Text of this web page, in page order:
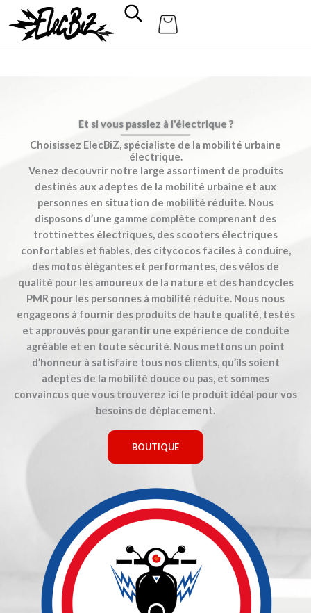
Aller
au
contenu
Et si vous passiez à l'électrique ?
Choisissez ElecBiZ, spécialiste de la mobilité urbaine
électrique.
Venez decouvrir notre large assortiment de produits
destinés aux adeptes de la mobilité urbaine et aux
personnes en situation de mobilité réduite. Nous
disposons d’une gamme complète comprenant des
trottinettes électriques, des scooters électriques
confortables et fiables, des citycocos faciles à conduire,
des motos élégantes et performantes, des vélos de
qualité pour les amoureux de la nature et des handcycles
PMR pour les personnes à mobilité réduite. Nous nous
engageons à fournir des produits de haute qualité, testés
et approuvés pour garantir une expérience de conduite
agréable et en toute sécurité. Nous mettons un point
d’honneur à satisfaire tous nos clients, qu’ils soient
adeptes de la mobilité douce ou pas, et sommes
convaincus que vous trouverez ici le produit idéal pour vos
besoins de déplacement.
BOUTIQUE